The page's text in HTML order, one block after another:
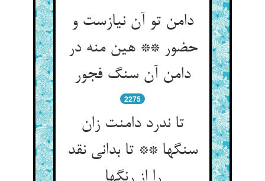
دامن تو آن نیازست و
حضور ** هین منه در
دامن آن سنگ فجور
2275
تا ندرد دامنت زان
سنگها ** تا بدانی نقد